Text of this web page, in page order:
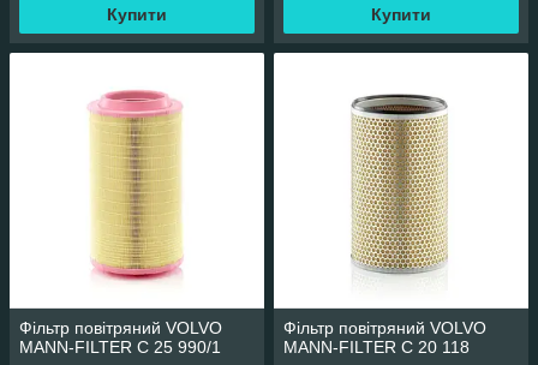
Купити Купити
Фільтр повітряний VOLVO
MANN-FILTER C 25 990/1
Фільтр повітряний VOLVO
MANN-FILTER C 20 118